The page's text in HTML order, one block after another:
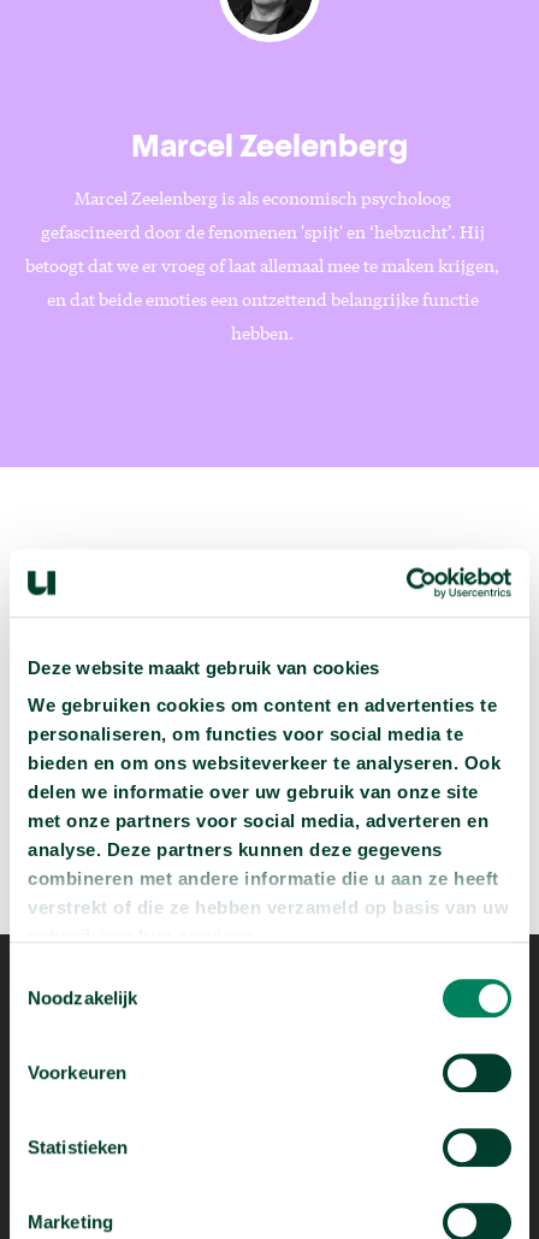
Deze website maakt gebruik van cookies
We gebruiken cookies om content en advertenties te
personaliseren, om functies voor social media te
bieden en om ons websiteverkeer te analyseren. Ook
delen we informatie over uw gebruik van onze site
met onze partners voor social media, adverteren en
analyse. Deze partners kunnen deze gegevens
combineren met andere informatie die u aan ze heeft
verstrekt of die ze hebben verzameld op basis van uw
Noodzakelijk
Voorkeuren
Statistieken
Marketing
Marcel Zeelenberg
Marcel Zeelenberg is als economisch psycholoog
gefascineerd door de fenomenen 'spijt' en ‘hebzucht’. Hij
betoogt dat we er vroeg of laat allemaal mee te maken krijgen,
en dat beide emoties een ontzettend belangrijke functie
hebben.
Volgende podcast:
Mogelijk dankzij